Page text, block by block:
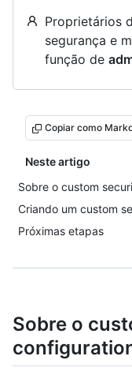
Proprietários
segurança e
função de
Copiar como
Neste artigo
Sobre o custom
Criando um custom
Próximas etapas
Sobre o